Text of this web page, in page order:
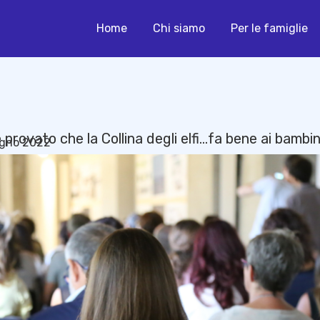
Home Chi siamo Per le famiglie
che la Collina degli elfi…fa bene ai
2022